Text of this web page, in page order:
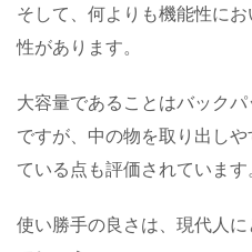
そして、何よりも機能性に
性があります。
大容量であることはバック
ですが、中の物を取り出し
ている点も評価されています
使い勝手の良さは、現代人